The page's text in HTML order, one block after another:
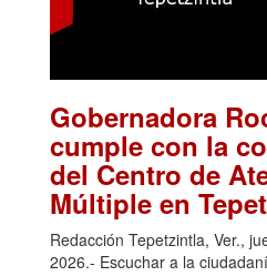
Gobernadora
cumple con la
del Centro de
Múltiple en
Redacción Tepetzintla, Ver.,
2026.- Escuchar a la